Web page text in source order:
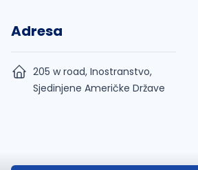
Adresa
205 w road, Inostranstvo,
Sjedinjene Američke Države